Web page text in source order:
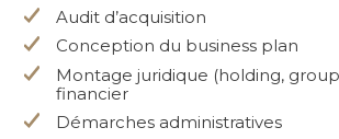
Audit d’acquisition
Conception du business plan
Montage juridique (holding,
financier
Démarches administratives